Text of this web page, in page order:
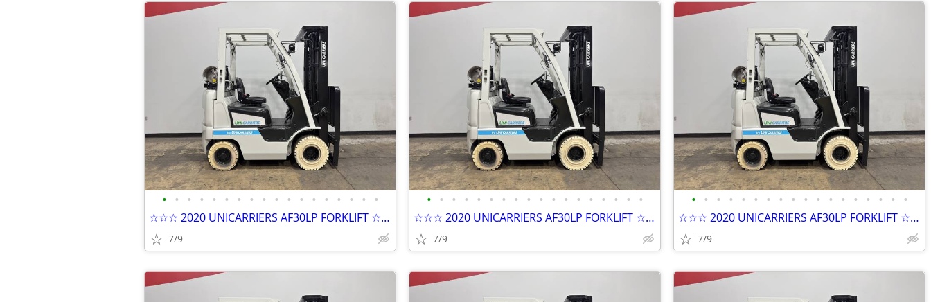
• • • • • • • • • • • • • • • • • •
☆☆☆ 2020 UNICARRIERS AF30LP FORKLIFT ☆☆☆
7/9
• • • • • • • • • • • • • • • • • •
☆☆☆ 2020 UNICARRIERS AF30LP FORKLIFT ☆☆☆
7/9
• • • • • • • • • • • • • • • • • •
☆☆☆ 2020 UNICARRIERS AF30LP FORKLIFT ☆☆☆
7/9